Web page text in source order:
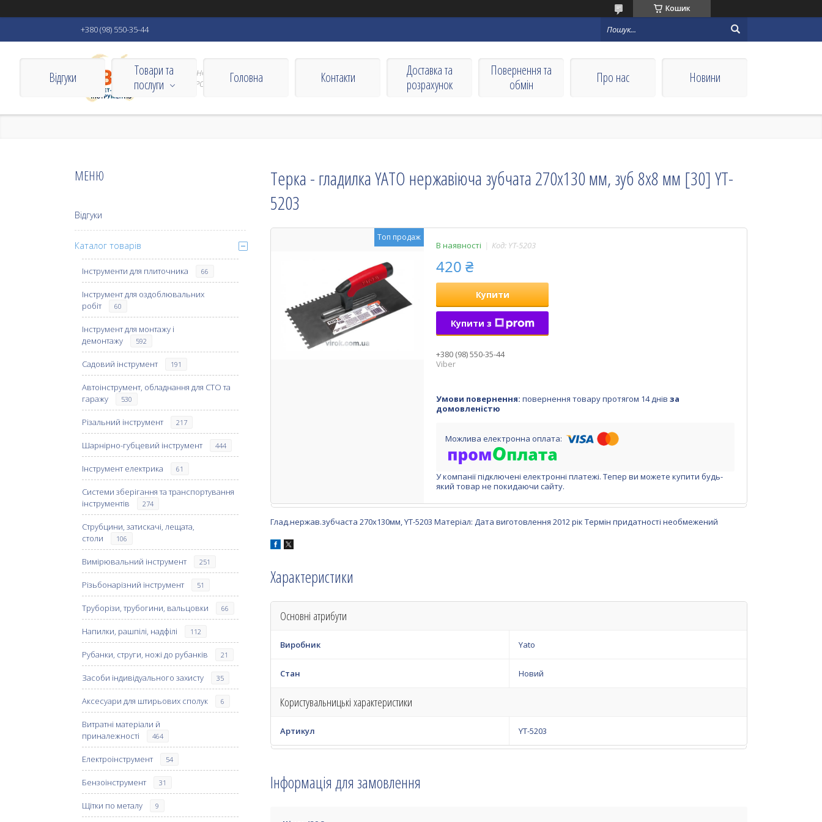
Кошик
+380 (98) 550-35-44
VIZBORN ІНСТРУМЕНТИ ДЛЯ
ДОМУ ТА РОБОТИ
Відгуки
Товари та
послуги
Головна Контакти
Доставка та
розрахунок
Повернення та
обмін
Про нас Новини
Терка - гладилка YATO нержавіюча зубчата 270х130 мм, зуб 8х8 мм [30] YT-
5203
Топ продаж
В наявності Код: YT-5203
420 ₴
Купити
Купити з
+380 (98) 550-35-44
Viber
повернення товару протягом 14 днів за
домовленістю
У компанії підключені електронні платежі. Тепер ви можете купити будь-
який товар не покидаючи сайту.
Глад.нержав.зубчаста 270х130мм, YT-5203 Матеріал: Дата виготовлення 2012 рік Термін придатності необмежений
Характеристики
Основні атрибути
Виробник Yato
Стан Новий
Користувальницькі характеристики
Артикул YT-5203
Інформація для замовлення
Відгуки
Каталог товарів
Інструменти для плиточника 66
Інструмент для оздоблювальних
робіт
60
Інструмент для монтажу і
демонтажу
592
Садовий інструмент 191
Автоінструмент, обладнання для СТО та
гаражу
530
Різальний інструмент 217
Шарнірно-губцевий інструмент 444
Інструмент електрика 61
Системи зберігання та транспортування
інструментів
274
Струбцини, затискачі, лещата,
столи
106
Вимірювальний інструмент 251
Різьбонарізний інструмент 51
Труборізи, трубогини, вальцовки 66
Напилки, рашпілі, надфілі 112
Рубанки, струги, ножі до рубанків 21
Засоби індивідуального захисту 35
Аксесуари для штирьових сполук 6
Витратні матеріали й
приналежності
464
Електроінструмент 54
Бензоінструмент 31
Щітки по металу 9